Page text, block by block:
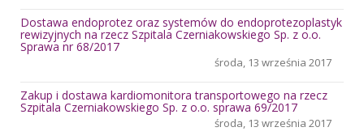
Dostawa endoprotez oraz systemów do endoprotezoplastyk
rewizyjnych na rzecz Szpitala Czerniakowskiego Sp. z o.o.
Sprawa nr 68/2017
środa, 13 września 2017
Zakup i dostawa kardiomonitora transportowego na rzecz
Szpitala Czerniakowskiego Sp. z o.o. sprawa 69/2017
środa, 13 września 2017